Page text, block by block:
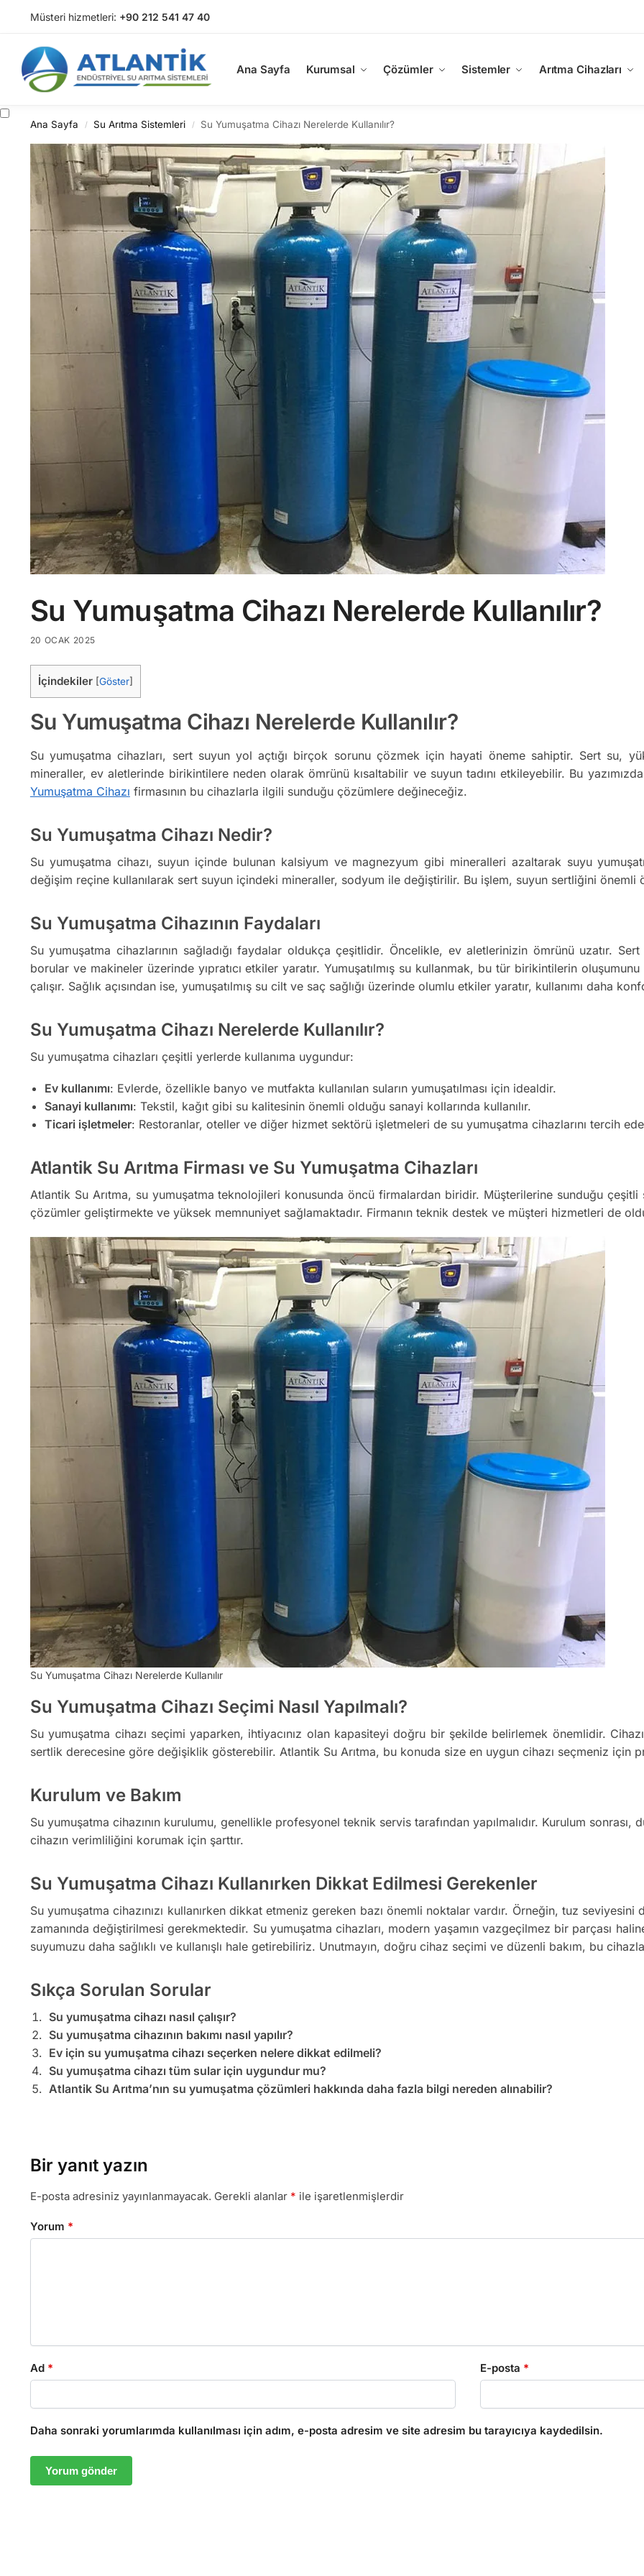
Müsteri hizmetleri: +90 212 541 47 40
Ana Sayfa Kurumsal Çözümler Sistemler Arıtma Cihazları
Arama
Ana Sayfa / Su Arıtma Sistemleri / Su Yumuşatma Cihazı Nerelerde Kullanılır?
Su Yumuşatma Cihazı Nerelerde Kullanılır?
20 OCAK 2025
İçindekiler [Göster]
Su Yumuşatma Cihazı Nerelerde Kullanılır?
Su yumuşatma cihazları, sert suyun yol açtığı birçok sorunu çözmek için hayati öneme sahiptir. Sert su,
mineraller, ev aletlerinde birikintilere neden olarak ömrünü kısaltabilir ve suyun tadını etkileyebilir. Bu
Yumuşatma Cihazı firmasının bu cihazlarla ilgili sunduğu çözümlere değineceğiz.
Su Yumuşatma Cihazı Nedir?
Su yumuşatma cihazı, suyun içinde bulunan kalsiyum ve magnezyum gibi mineralleri azaltarak suyu
değişim reçine kullanılarak sert suyun içindeki mineraller, sodyum ile değiştirilir. Bu işlem, suyun sertliğini önemli
Su Yumuşatma Cihazının Faydaları
Su yumuşatma cihazlarının sağladığı faydalar oldukça çeşitlidir. Öncelikle, ev aletlerinizin ömrünü uzatır.
borular ve makineler üzerinde yıpratıcı etkiler yaratır. Yumuşatılmış su kullanmak, bu tür birikintilerin
çalışır. Sağlık açısından ise, yumuşatılmış su cilt ve saç sağlığı üzerinde olumlu etkiler yaratır, kullanımı daha
Su Yumuşatma Cihazı Nerelerde Kullanılır?
Su yumuşatma cihazları çeşitli yerlerde kullanıma uygundur:
Ev kullanımı: Evlerde, özellikle banyo ve mutfakta kullanılan suların yumuşatılması için idealdir.
Sanayi kullanımı: Tekstil, kağıt gibi su kalitesinin önemli olduğu sanayi kollarında kullanılır.
Ticari işletmeler: Restoranlar, oteller ve diğer hizmet sektörü işletmeleri de su yumuşatma cihazlarını tercih
Atlantik Su Arıtma Firması ve Su Yumuşatma Cihazları
Atlantik Su Arıtma, su yumuşatma teknolojileri konusunda öncü firmalardan biridir. Müşterilerine sunduğu
çözümler geliştirmekte ve yüksek memnuniyet sağlamaktadır. Firmanın teknik destek ve müşteri hizmetleri de
Su Yumuşatma Cihazı Nerelerde Kullanılır
Su Yumuşatma Cihazı Seçimi Nasıl Yapılmalı?
Su yumuşatma cihazı seçimi yaparken, ihtiyacınız olan kapasiteyi doğru bir şekilde belirlemek önemlidir.
sertlik derecesine göre değişiklik gösterebilir. Atlantik Su Arıtma, bu konuda size en uygun cihazı seçmeniz için
Kurulum ve Bakım
Su yumuşatma cihazının kurulumu, genellikle profesyonel teknik servis tarafından yapılmalıdır. Kurulum
cihazın verimliliğini korumak için şarttır.
Su Yumuşatma Cihazı Kullanırken Dikkat Edilmesi Gerekenler
Su yumuşatma cihazınızı kullanırken dikkat etmeniz gereken bazı önemli noktalar vardır. Örneğin, tuz
zamanında değiştirilmesi gerekmektedir. Su yumuşatma cihazları, modern yaşamın vazgeçilmez bir parçası
suyumuzu daha sağlıklı ve kullanışlı hale getirebiliriz. Unutmayın, doğru cihaz seçimi ve düzenli bakım, bu
Sıkça Sorulan Sorular
Su yumuşatma cihazı nasıl çalışır?
Su yumuşatma cihazının bakımı nasıl yapılır?
Ev için su yumuşatma cihazı seçerken nelere dikkat edilmeli?
Su yumuşatma cihazı tüm sular için uygundur mu?
Atlantik Su Arıtma’nın su yumuşatma çözümleri hakkında daha fazla bilgi nereden alınabilir?
Bir yanıt yazın
E-posta adresiniz yayınlanmayacak. Gerekli alanlar * ile işaretlenmişlerdir
Yorum *
Ad * E-posta *
Daha sonraki yorumlarımda kullanılması için adım, e-posta adresim ve site adresim bu tarayıcıya kaydedilsin.